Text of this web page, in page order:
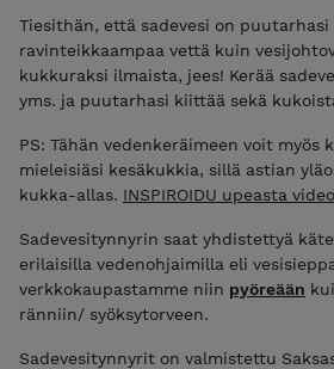
Tiesithän, että sadevesi on puutarhasi
ravinteikkaampaa vettä kuin
kukkuraksi ilmaista, jees! Kerää
yms. ja puutarhasi kiittää sekä
PS: Tähän vedenkeräimeen voit myös
mieleisiäsi kesäkukkia, sillä astian
kukka-allas. INSPIROIDU upeasta
Sadevesitynnyrin saat yhdistettyä
erilaisilla vedenohjaimilla eli
verkkokaupastamme niin pyöreään
ränniin/ syöksytorveen.
Sadevesitynnyrit on valmistettu